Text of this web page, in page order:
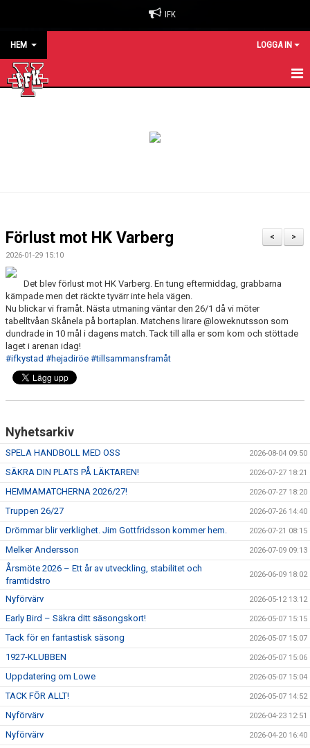
IFK
HEM LOGGA IN
KALENDER
KONTAKT
SPONSORER
>
<
Förlust mot HK Varberg
2026-01-29 15:10
Det blev förlust mot HK Varberg. En tung eftermiddag, grabbarna
kämpade men det räckte tyvärr inte hela vägen.
Nu blickar vi framåt. Nästa utmaning väntar den 26/1 då vi möter
tabelltvåan Skånela på bortaplan. Matchens lirare @loweknutsson som
dundrade in 10 mål i dagens match. Tack till alla er som kom och stöttade
laget i arenan idag!
#ifkystad #hejadiröe #tillsammansframåt
Nyhetsarkiv
SPELA HANDBOLL MED OSS 2026-08-04 09:50
SÄKRA DIN PLATS PÅ LÄKTAREN! 2026-07-27 18:21
HEMMAMATCHERNA 2026/27! 2026-07-27 18:20
Truppen 26/27 2026-07-26 14:40
Drömmar blir verklighet. Jim Gottfridsson kommer hem. 2026-07-21 08:15
Melker Andersson 2026-07-09 09:13
Årsmöte 2026 – Ett år av utveckling, stabilitet och
framtidstro
2026-06-09 18:02
Nyförvärv 2026-05-12 13:12
Early Bird – Säkra ditt säsongskort! 2026-05-07 15:15
Tack för en fantastisk säsong 2026-05-07 15:07
1927-KLUBBEN 2026-05-07 15:06
Uppdatering om Lowe 2026-05-07 15:04
TACK FÖR ALLT! 2026-05-07 14:52
Nyförvärv 2026-04-23 12:51
Nyförvärv 2026-04-20 16:40